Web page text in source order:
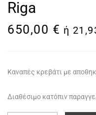
Riga
650,00 € ή
Kαναπές κρεβάτι με
Διαθέσιμο κατόπιν